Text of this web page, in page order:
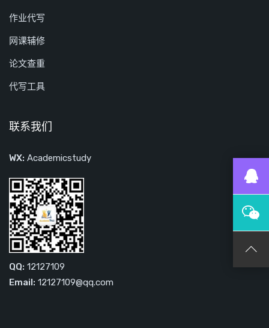
作业代写
网课辅修
论文查重
代写工具
联系我们
WX: Academicstudy
QQ: 12127109
Email: 12127109@qq.com